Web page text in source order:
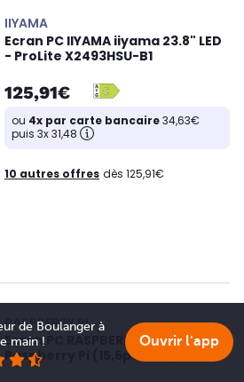
IIYAMA
Ecran PC IIYAMA iiyama 23.8" LED
- ProLite X2493HSU-B1
125,91€
ou 4x par carte bancaire34,63€
puis 3x 31,48
10 autres offres dès 125,91€
RASPBERRY PI
Ecran PC RASPBERRY PI Écran FHD
Raspberry Pi (15,6pouces)
de Boulanger à
main !
Ouvrir l'app